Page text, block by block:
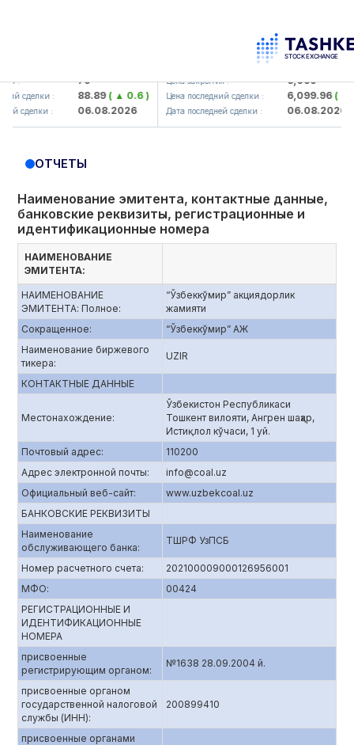
79
: 88.89( ▲ 0.6 )
: 06.08.2026
UZMK (<O'zmetkombinat> AJ)
Цена закрытия : 6,099
Цена последний сделки : 6,099.96( ▲
Дата последней сделки : 06.08.2026
ОТЧЕТЫ
Наименование эмитента, контактные данные,
банковские реквизиты, регистрационные и
идентификационные номера
НАИМЕНОВАНИЕ
ЭМИТЕНТА:
НАИМЕНОВАНИЕ
ЭМИТЕНТА: Полное:
“Ўзбеккўмир” акциядорлик
жамияти
Сокращенное:
“Ўзбеккўмир” АЖ
Наименование биржевого
тикера:
UZIR
КОНТАКТНЫЕ ДАННЫЕ
Местонахождение:
Ўзбекистон Республикаси
Тошкент вилояти, Ангрен шаҳар,
Истиқлол кўчаси, 1 уй.
Почтовый адрес:
110200
Адрес электронной почты:
info@coal.uz
Официальный веб-сайт:
www.uzbekcoal.uz
БАНКОВСКИЕ РЕКВИЗИТЫ
Наименование
обслуживающего банка:
ТШРФ УзПСБ
Номер расчетного счета:
202100009000126956001
МФО:
00424
РЕГИСТРАЦИОННЫЕ И
ИДЕНТИФИКАЦИОННЫЕ
НОМЕРА
присвоенные
регистрирующим органом:
№1638 28.09.2004 й.
присвоенные органом
государственной налоговой
службы (ИНН):
200899410
присвоенные органами